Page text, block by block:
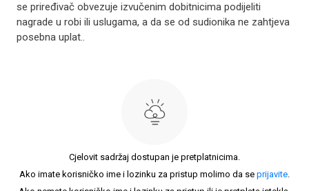
se priređivač obvezuje izvučenim dobitnicima podijeliti
nagrade u robi ili uslugama, a da se od sudionika ne zahtjeva
posebna uplat..
Cjelovit sadržaj dostupan je pretplatnicima.
Ako imate korisničko ime i lozinku za pristup molimo da se prijavite.